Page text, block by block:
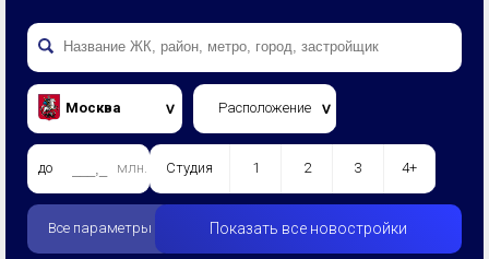
Москва Расположение
до млн. Студия 1 2 3 4+
Все параметры Показать все новостройки